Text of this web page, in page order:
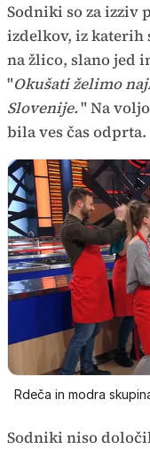
Sodniki so za
izdelkov, iz
na žlico, slano jed
"Okušati želimo
Slovenije." Na
bila ves čas odprta.
Rdeča in modra
Sodniki niso